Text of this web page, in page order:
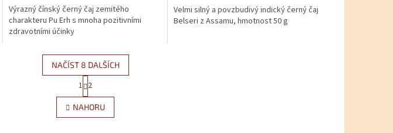
Výrazný čínský černý čaj zemitého
charakteru Pu Erh s mnoha pozitivními
zdravotními účinky
Velmi silný a povzbudivý indický černý čaj
Belseri z Assamu, hmotnost 50 g
Ovládací prvky výpisu
NAČÍST 8 DALŠÍCH
Stránkování
1 2
NAHORU